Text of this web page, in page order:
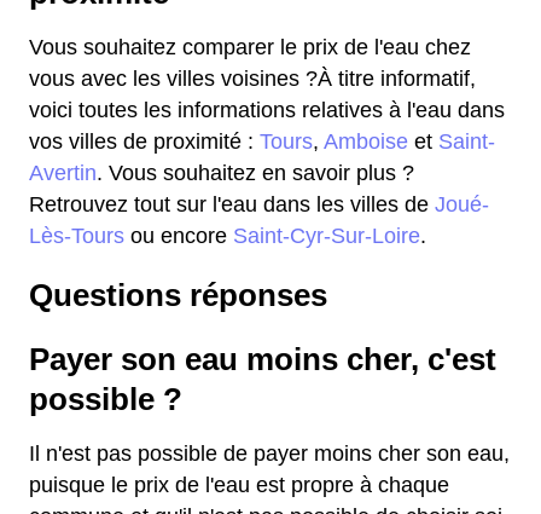
Vous souhaitez comparer le prix de l'eau chez
vous avec les villes voisines ?À titre informatif,
voici toutes les informations relatives à l'eau dans
vos villes de proximité : Tours, Amboise et Saint-
Avertin. Vous souhaitez en savoir plus ?
Retrouvez tout sur l'eau dans les villes de Joué-
Lès-Tours ou encore Saint-Cyr-Sur-Loire.
Questions réponses
Payer son eau moins cher, c'est
possible ?
Il n'est pas possible de payer moins cher son eau,
puisque le prix de l'eau est propre à chaque